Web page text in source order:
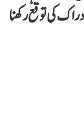
کی توقع رکھنا